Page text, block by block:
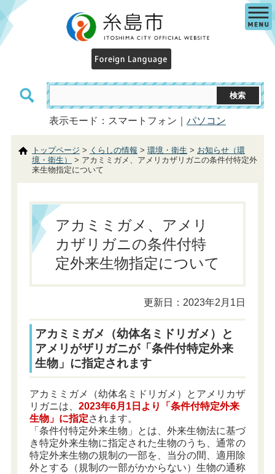
表示モード：スマートフォン｜ パソコン
トップページ > くらしの情報 > 環境・衛生 > お知らせ（環
境・衛生）
> アカミミガメ、アメリカザリガニの条件付特定外
来生物指定について
アカミミガメ、アメリ
カザリガニの条件付特
定外来生物指定について
更新日：2023年2月1日
アカミミガメ（幼体名ミドリガメ）と
アメリがザリガニが「条件付特定外来
生物」に指定されます
アカミミガメ（幼体名ミドリガメ）とアメリカザ
リガニは、 2023年6月1日より「条件付特定外来
生物」に指定されます。
「条件付特定外来生物」とは、外来生物法に基づ
き特定外来生物に指定された生物のうち、通常の
特定外来生物の規制の一部を、当分の間、適用除
外とする（規制の一部がかからない）生物の通称